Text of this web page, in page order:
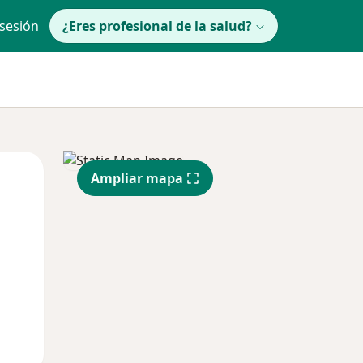
¿Eres profesional de la salud?
Mié
12 Ago
Jue
13 Ago
Ampliar mapa